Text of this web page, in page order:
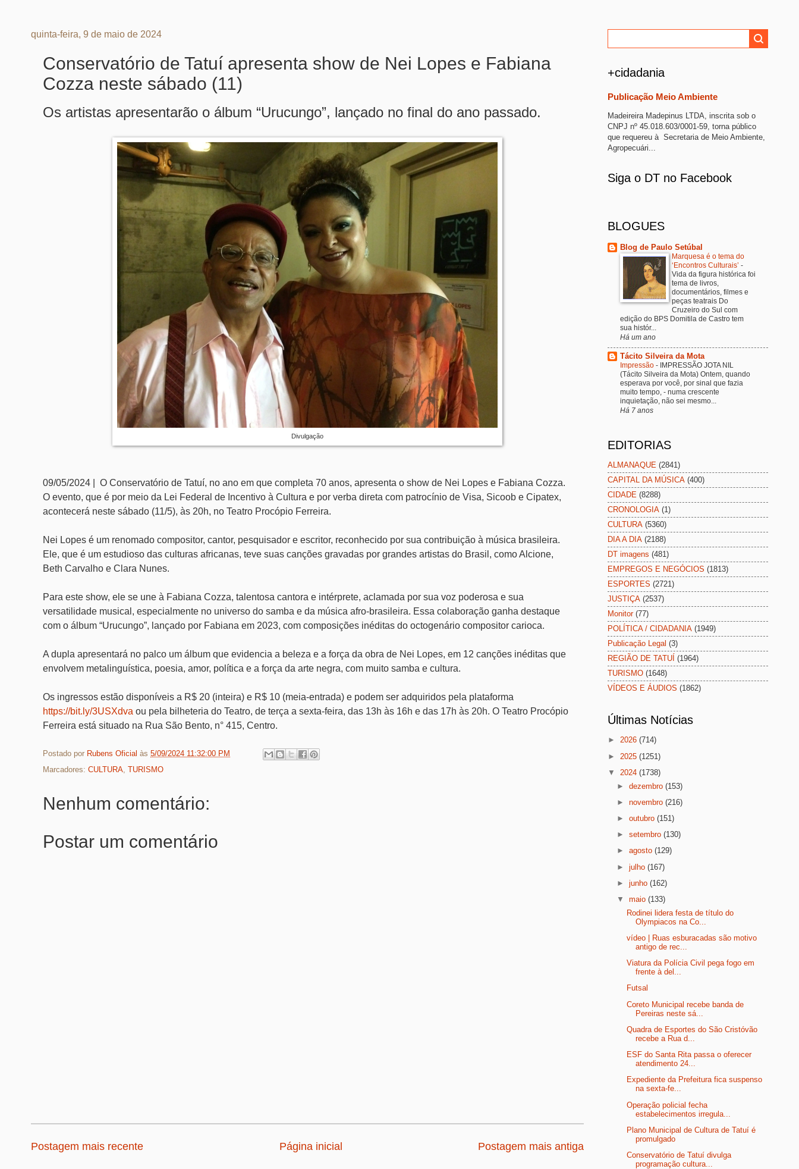
quinta-feira, 9 de maio de 2024
Conservatório de Tatuí apresenta show de Nei Lopes e Fabiana
Cozza neste sábado (11)
Os artistas apresentarão o álbum “Urucungo”, lançado no final do ano passado.
Divulgação
09/05/2024 | O Conservatório de Tatuí, no ano em que completa 70 anos, apresenta o show de Nei Lopes e Fabiana Cozza.
O evento, que é por meio da Lei Federal de Incentivo à Cultura e por verba direta com patrocínio de Visa, Sicoob e Cipatex,
acontecerá neste sábado (11/5), às 20h, no Teatro Procópio Ferreira.
Nei Lopes é um renomado compositor, cantor, pesquisador e escritor, reconhecido por sua contribuição à música brasileira.
Ele, que é um estudioso das culturas africanas, teve suas canções gravadas por grandes artistas do Brasil, como Alcione,
Beth Carvalho e Clara Nunes.
Para este show, ele se une à Fabiana Cozza, talentosa cantora e intérprete, aclamada por sua voz poderosa e sua
versatilidade musical, especialmente no universo do samba e da música afro-brasileira. Essa colaboração ganha destaque
com o álbum “Urucungo”, lançado por Fabiana em 2023, com composições inéditas do octogenário compositor carioca.
A dupla apresentará no palco um álbum que evidencia a beleza e a força da obra de Nei Lopes, em 12 canções inéditas que
envolvem metalinguística, poesia, amor, política e a força da arte negra, com muito samba e cultura.
Os ingressos estão disponíveis a R$ 20 (inteira) e R$ 10 (meia-entrada) e podem ser adquiridos pela plataforma
https://bit.ly/3USXdva ou pela bilheteria do Teatro, de terça a sexta-feira, das 13h às 16h e das 17h às 20h. O Teatro Procópio
Ferreira está situado na Rua São Bento, n° 415, Centro.
Postado por Rubens Oficial às 5/09/2024 11:32:00 PM
Marcadores: CULTURA, TURISMO
Nenhum comentário:
Postar um comentário
Postagem mais recente Postagem mais antiga
Página inicial
+cidadania
Publicação Meio Ambiente
Madeireira Madepinus LTDA, inscrita sob o
CNPJ nº 45.018.603/0001-59, torna público
que requereu à Secretaria de Meio Ambiente,
Agropecuári...
Siga o DT no Facebook
BLOGUES
Blog de Paulo Setúbal
Marquesa é o tema do
‘Encontros Culturais’ -
Vida da figura histórica foi
tema de livros,
documentários, filmes e
peças teatrais Do
Cruzeiro do Sul com
edição do BPS Domitila de Castro tem
sua histór...
Há um ano
Tácito Silveira da Mota
Impressão - IMPRESSÃO JOTA NIL
(Tácito Silveira da Mota) Ontem, quando
esperava por você, por sinal que fazia
muito tempo, - numa crescente
inquietação, não sei mesmo...
Há 7 anos
EDITORIAS
ALMANAQUE (2841)
CAPITAL DA MÚSICA (400)
CIDADE (8288)
CRONOLOGIA (1)
CULTURA (5360)
DIA A DIA (2188)
DT imagens (481)
EMPREGOS E NEGÓCIOS (1813)
ESPORTES (2721)
JUSTIÇA (2537)
Monitor (77)
POLÍTICA / CIDADANIA (1949)
Publicação Legal (3)
REGIÃO DE TATUÍ (1964)
TURISMO (1648)
VÍDEOS E ÁUDIOS (1862)
Últimas Notícias
► 2026 (714)
► 2025 (1251)
▼ 2024 (1738)
►dezembro(153)
►novembro(216)
►outubro(151)
►setembro(130)
►agosto(129)
►julho(167)
►junho(162)
▼maio(133)
Rodinei lidera festa de título do
Olympiacos na Co...
vídeo | Ruas esburacadas são motivo
antigo de rec...
Viatura da Polícia Civil pega fogo em
frente à del...
Futsal
Coreto Municipal recebe banda de
Pereiras neste sá...
Quadra de Esportes do São Cristóvão
recebe a Rua d...
ESF do Santa Rita passa o oferecer
atendimento 24...
Expediente da Prefeitura fica suspenso
na sexta-fe...
Operação policial fecha
estabelecimentos irregula...
Plano Municipal de Cultura de Tatuí é
promulgado
Conservatório de Tatuí divulga
programação cultura...